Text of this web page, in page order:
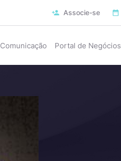
Associe-se
Comunicação Portal de Negócios